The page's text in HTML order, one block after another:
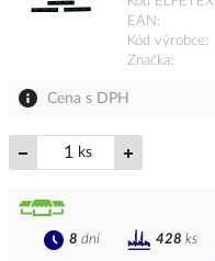
EAN
Kód výrobce
Značka
Cena s DPH
ks
8 dní 428 ks